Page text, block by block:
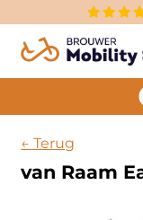
← Terug
van Raam